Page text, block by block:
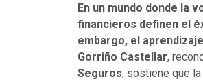
En un mundo donde la
financieros definen el
embargo, el
Gorriño Castellar,
Seguros, sostiene que